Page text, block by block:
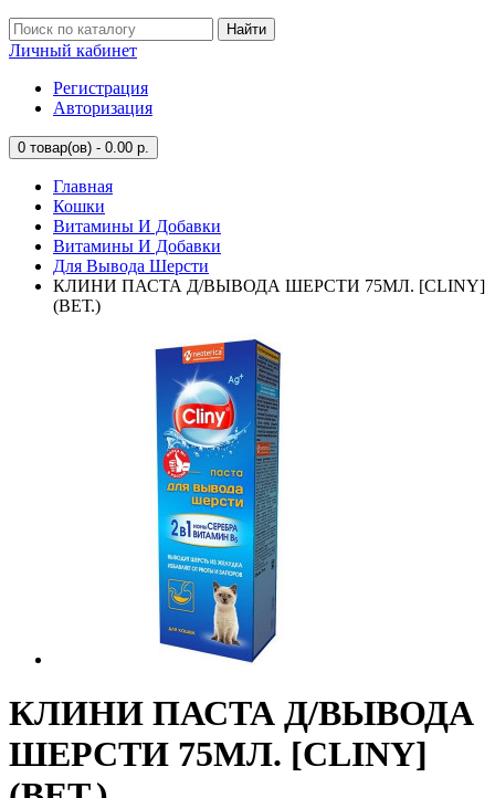
Найти
Личный кабинет
Регистрация
Авторизация
0 товар(ов) - 0.00 р.
Главная
Кошки
Витамины И Добавки
Витамины И Добавки
Для Вывода Шерсти
КЛИНИ ПАСТА Д/ВЫВОДА ШЕРСТИ 75МЛ. [CLINY]
(ВЕТ.)
КЛИНИ ПАСТА Д/ВЫВОДА
ШЕРСТИ 75МЛ. [CLINY]